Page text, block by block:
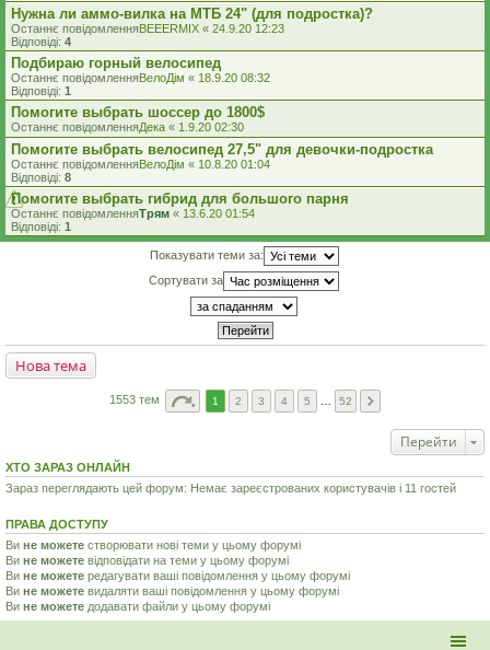
Нужна ли аммо-вилка на МТБ 24" (для подростка)?
Останнє повідомленняBEEERMIX « 24.9.20 12:23
Відповіді: 4
Подбираю горный велосипед
Останнє повідомленняВелоДім « 18.9.20 08:32
Відповіді: 1
Помогите выбрать шоссер до 1800$
Останнє повідомленняДека « 1.9.20 02:30
Помогите выбрать велосипед 27,5" для девочки-подростка
Останнє повідомленняВелоДім « 10.8.20 01:04
Відповіді: 8
Помогите выбрать гибрид для большого парня
Останнє повідомленняТрям « 13.6.20 01:54
Відповіді: 1
Показувати теми за:
Сортувати за
Нова тема
1553 тем 1 2 3 4 5 52
Перейти
ХТО ЗАРАЗ ОНЛАЙН
Зараз переглядають цей форум: Немає зареєстрованих користувачів і 11 гостей
ПРАВА ДОСТУПУ
Ви не можете створювати нові теми у цьому форумі
Ви не можете відповідати на теми у цьому форумі
Ви не можете редагувати ваші повідомлення у цьому форумі
Ви не можете видаляти ваші повідомлення у цьому форумі
Ви не можете додавати файли у цьому форумі